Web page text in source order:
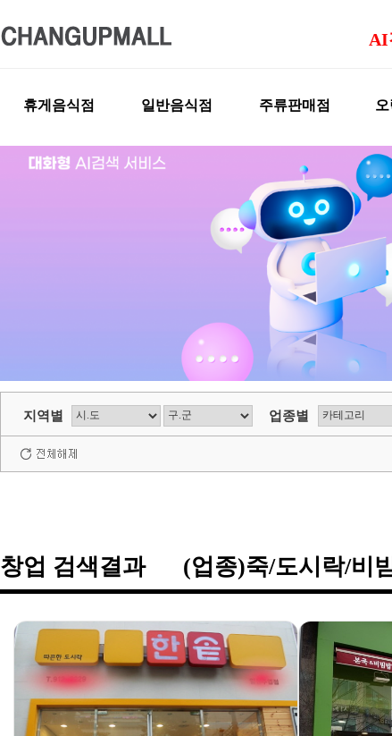
AI
휴게음식점 일반음식점 주류판매점
지역별 업종별
창업 검색결과 (업종)죽/도시락/비